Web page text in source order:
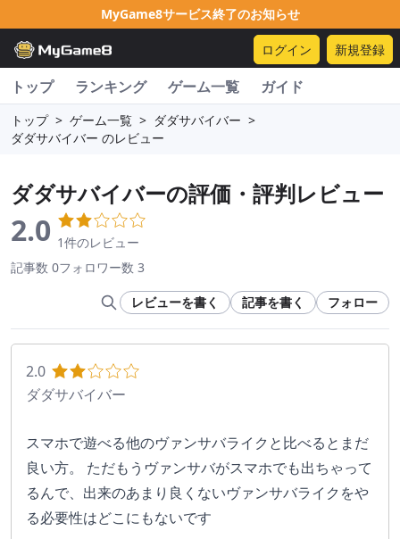
MyGame8サービス終了のお知らせ
ログイン 新規登録
トップ ランキング ゲーム一覧 ガイド
トップ > ゲーム一覧 > ダダサバイバー >
ダダサバイバー のレビュー
ダダサバイバーの評価・評判レビュー
2.0 1件のレビュー
記事数 0フォロワー数 3
レビューを書く 記事を書く フォロー
2.0
ダダサバイバー
スマホで遊べる他のヴァンサバライクと比べるとまだ
良い方。 ただもうヴァンサバがスマホでも出ちゃって
るんで、出来のあまり良くないヴァンサバライクをや
る必要性はどこにもないです